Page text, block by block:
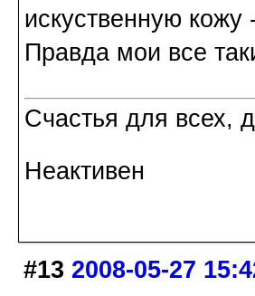
искуственную кожу
Правда мои все
Счастья для всех,
Неактивен
#13 2008-05-27